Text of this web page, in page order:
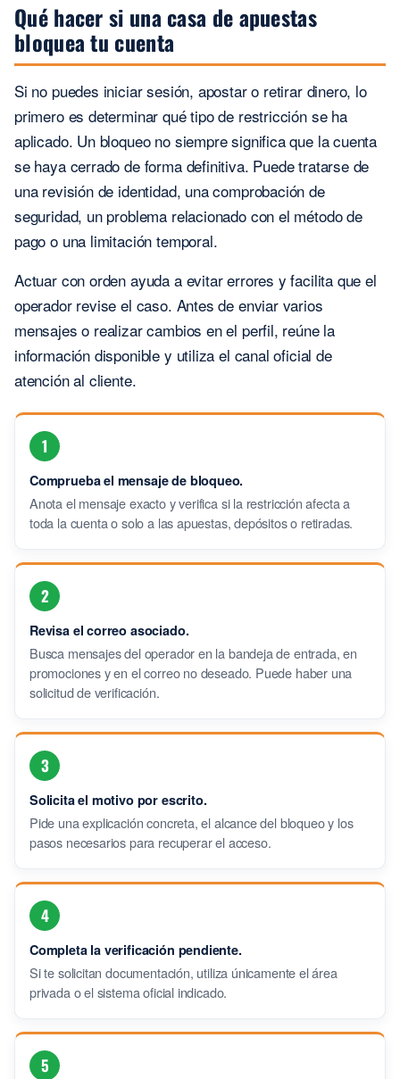
Qué hacer si una casa de apuestas
bloquea tu cuenta
Si no puedes iniciar sesión, apostar o retirar dinero, lo
primero es determinar qué tipo de restricción se ha
aplicado. Un bloqueo no siempre significa que la cuenta
se haya cerrado de forma definitiva. Puede tratarse de
una revisión de identidad, una comprobación de
seguridad, un problema relacionado con el método de
pago o una limitación temporal.
Actuar con orden ayuda a evitar errores y facilita que el
operador revise el caso. Antes de enviar varios
mensajes o realizar cambios en el perfil, reúne la
información disponible y utiliza el canal oficial de
atención al cliente.
1
Comprueba el mensaje de bloqueo.
Anota el mensaje exacto y verifica si la restricción afecta a
toda la cuenta o solo a las apuestas, depósitos o retiradas.
2
Revisa el correo asociado.
Busca mensajes del operador en la bandeja de entrada, en
promociones y en el correo no deseado. Puede haber una
solicitud de verificación.
3
Solicita el motivo por escrito.
Pide una explicación concreta, el alcance del bloqueo y los
pasos necesarios para recuperar el acceso.
4
Completa la verificación pendiente.
Si te solicitan documentación, utiliza únicamente el área
privada o el sistema oficial indicado.
5